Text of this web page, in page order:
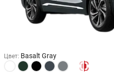
Цвет: Basalt Gray